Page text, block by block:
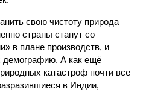
свою чистоту природа
страны станут со
в плане производств, и
демографию. А как ещё
катастроф почти все
в Индии,